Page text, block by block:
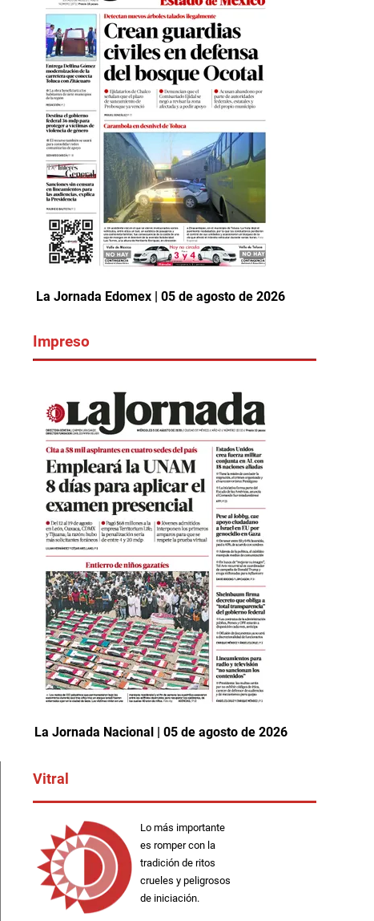
La Jornada Edomex | 05 de agosto de 2026
Impreso
La Jornada Nacional | 05 de agosto de 2026
Vitral
Lo más importante
es romper con la
tradición de ritos
crueles y peligrosos
de iniciación.